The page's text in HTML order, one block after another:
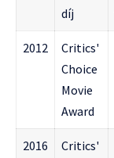
díj
2012
Critics'
Choice
Movie
Award
2016
Critics'